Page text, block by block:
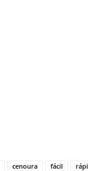
cenoura fácil